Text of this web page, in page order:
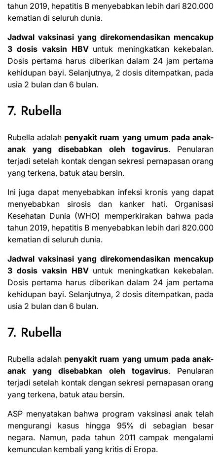
tahun 2019, hepatitis B menyebabkan lebih dari 820.000
kematian di seluruh dunia.
Jadwal vaksinasi yang direkomendasikan mencakup
3 dosis vaksin HBVuntuk meningkatkan kekebalan.
Dosis pertama harus diberikan dalam 24 jam pertama
kehidupan bayi. Selanjutnya, 2 dosis ditempatkan, pada
usia 2 bulan dan 6 bulan.
7. Rubella
Rubella adalah penyakit ruam yang umum pada anak-
anak yangdisebabkan oleh togavirus. Penularan
terjadi setelah kontak dengan sekresi pernapasan orang
yang terkena, batuk atau bersin.
Ini juga dapat menyebabkan infeksi kronis yang dapat
menyebabkan sirosis dan kanker hati. Organisasi
Kesehatan Dunia (WHO) memperkirakan bahwa pada
tahun 2019, hepatitis B menyebabkan lebih dari 820.000
kematian di seluruh dunia.
Jadwal vaksinasi yang direkomendasikan mencakup
3 dosis vaksin HBVuntuk meningkatkan kekebalan.
Dosis pertama harus diberikan dalam 24 jam pertama
kehidupan bayi. Selanjutnya, 2 dosis ditempatkan, pada
usia 2 bulan dan 6 bulan.
7. Rubella
Rubella adalah penyakit ruam yang umum pada anak-
anak yang disebabkan oleh togavirus. Penularan
terjadi setelah kontak dengan sekresi pernapasan orang
yang terkena, batuk atau bersin.
ASP menyatakan bahwa program vaksinasi anak telah
mengurangi kasus hingga 95% di sebagian besar
negara. Namun, pada tahun 2011 campak mengalami
kemunculan kembali yang kritis di Eropa.